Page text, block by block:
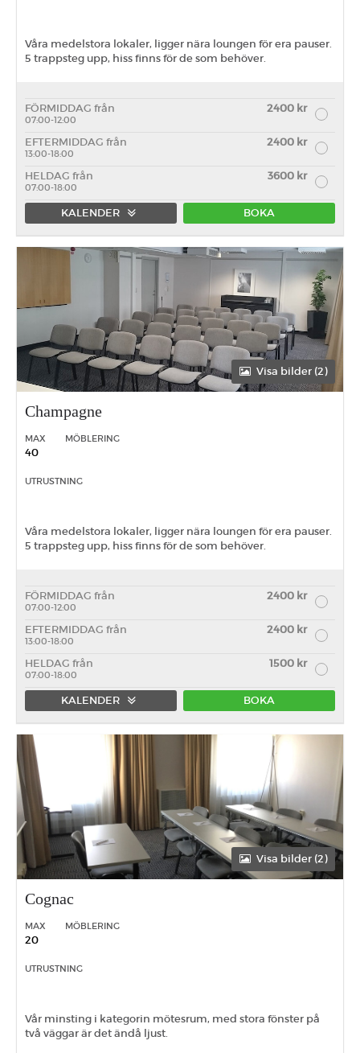
Våra medelstora lokaler, ligger nära loungen för era pauser.
5 trappsteg upp, hiss finns för de som behöver.
FÖRMIDDAG från 2400 kr
07:00-12:00
EFTERMIDDAG från 2400 kr
13:00-18:00
HELDAG från 3600 kr
07:00-18:00
KALENDER BOKA
Förmiddag Eftermiddag Heldag
Visa bilder (2)
Champagne
MAX
40
MÖBLERING
UTRUSTNING
Våra medelstora lokaler, ligger nära loungen för era pauser.
5 trappsteg upp, hiss finns för de som behöver.
FÖRMIDDAG från 2400 kr
07:00-12:00
EFTERMIDDAG från 2400 kr
13:00-18:00
HELDAG från 1500 kr
07:00-18:00
KALENDER BOKA
Eftermiddag Heldag
Visa bilder (2)
Cognac
MAX
20
MÖBLERING
UTRUSTNING
Vår minsting i kategorin mötesrum, med stora fönster på
två väggar är det ändå ljust.